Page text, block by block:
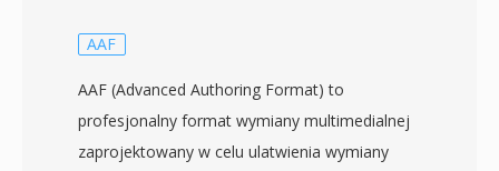
AAF
AAF (Advanced Authoring Format) to
profesjonalny format wymiany multimedialnej
zaprojektowany w celu ulatwienia wymiany